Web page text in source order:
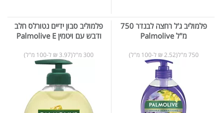
פלמוליב ג'ל רחצה לבנדר 750
מ"ל Palmolive
750 מ"ל(2.52 ₪ ל-100 מ"ל)
פלמוליב סבון ידיים נטורלס חלב
ודבש עם ויטמין Palmolive E
300 מ"ל(3.97 ₪ ל-100 מ"ל)